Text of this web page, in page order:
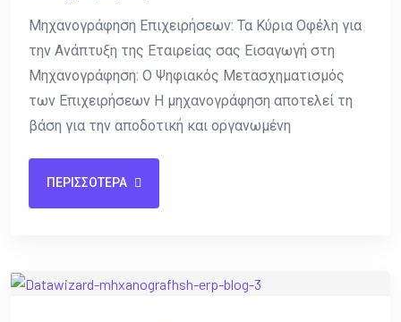
Μηχανογράφηση Επιχειρήσεων: Τα Κύρια Οφέλη για
την Ανάπτυξη της Εταιρείας σας Εισαγωγή στη
Μηχανογράφηση: Ο Ψηφιακός Μετασχηματισμός
των Επιχειρήσεων Η μηχανογράφηση αποτελεί τη
βάση για την αποδοτική και οργανωμένη
ΠΕΡΙΣΣΟΤΕΡΑ